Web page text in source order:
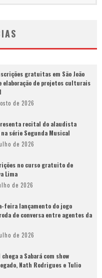
gratuitas em São João
elaboração de projetos culturais
de 2026
recital do alaudista
série Segunda Musical
de 2026
no curso gratuito de
Lima
de 2026
feira lançamento do jogo
de conversa entre agentes da
de 2026
a Sabará com show
Nath Rodrigues e Tulio